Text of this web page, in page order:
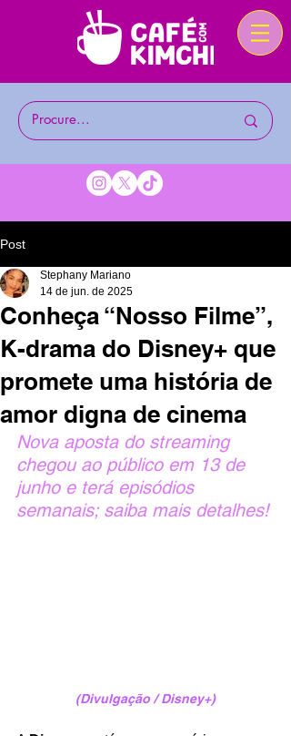
Post
Conheça “Nosso Filme”,
K-drama do Disney+ que
promete uma história de
amor digna de cinema
Stephany Mariano
14 de jun. de 2025
Nova aposta do streaming
chegou ao público em 13 de
junho e terá episódios
semanais; saiba mais detalhes!
(Divulgação / Disney+)